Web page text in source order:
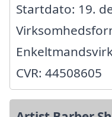
Startdato: 19.
CVR: 44508605